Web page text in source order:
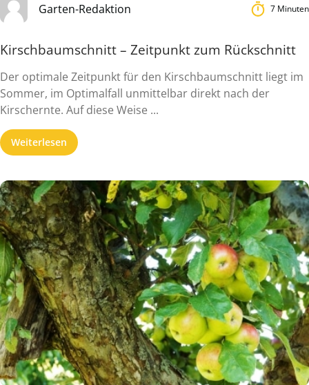
Garten-Redaktion 7 Minuten
Kirschbaumschnitt – Zeitpunkt zum Rückschnitt
Der optimale Zeitpunkt für den Kirschbaumschnitt liegt im
Sommer, im Optimalfall unmittelbar direkt nach der
Kirschernte. Auf diese Weise ...
Weiterlesen